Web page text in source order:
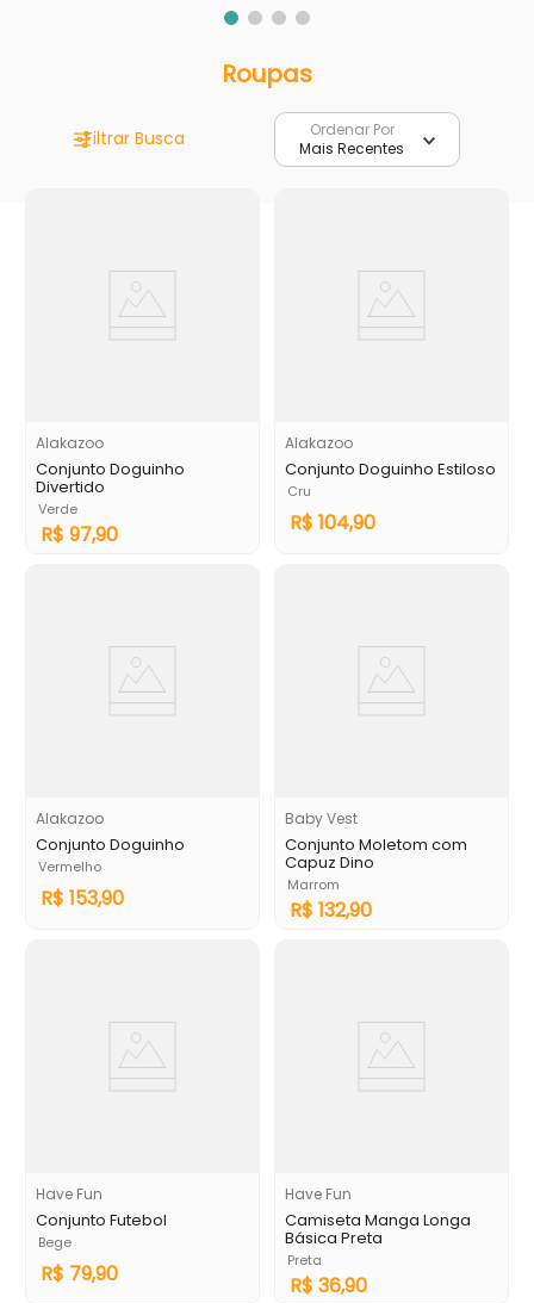
Roupas
Ordenar Por
Mais Recentes
Alakazoo
Conjunto Doguinho
Divertido
Verde
R$ 97,90
Alakazoo
Conjunto Doguinho Estiloso
Cru
R$ 104,90
Alakazoo
Conjunto Doguinho
Vermelho
R$ 153,90
Baby Vest
Conjunto Moletom com
Capuz Dino
Marrom
R$ 132,90
Have Fun
Conjunto Futebol
Bege
R$ 79,90
Have Fun
Camiseta Manga Longa
Básica Preta
Preta
R$ 36,90